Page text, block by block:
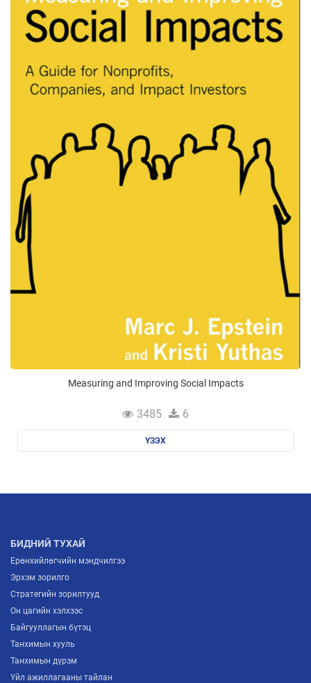
Measuring and Improving Social Impacts
3485 6
ҮЗЭХ
БИДНИЙ ТУХАЙ
Ерөнхийлөгчийн мэндчилгээ
Эрхэм зорилго
Стратегийн зорилтууд
Он цагийн хэлхээс
Байгууллагын бүтэц
Танхимын хууль
Танхимын дүрэм
Үйл ажиллагааны тайлан